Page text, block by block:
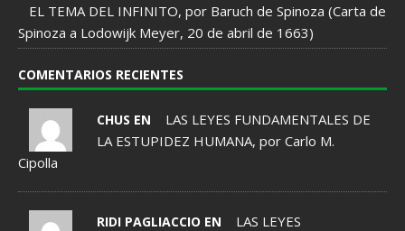
EL TEMA DEL INFINITO, por Baruch de Spinoza (Carta de
Spinoza a Lodowijk Meyer, 20 de abril de 1663)
COMENTARIOS RECIENTES
CHUS EN
LAS LEYES FUNDAMENTALES DE
LA ESTUPIDEZ HUMANA, por Carlo M.
Cipolla
RIDI PAGLIACCIO EN
LAS LEYES